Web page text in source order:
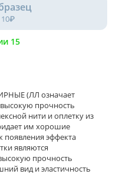
10₽
15
(ЛЛ означает
прочность
нити и оплетку из
им хорошие
появления эффекта
являются
прочность
вид и эластичность